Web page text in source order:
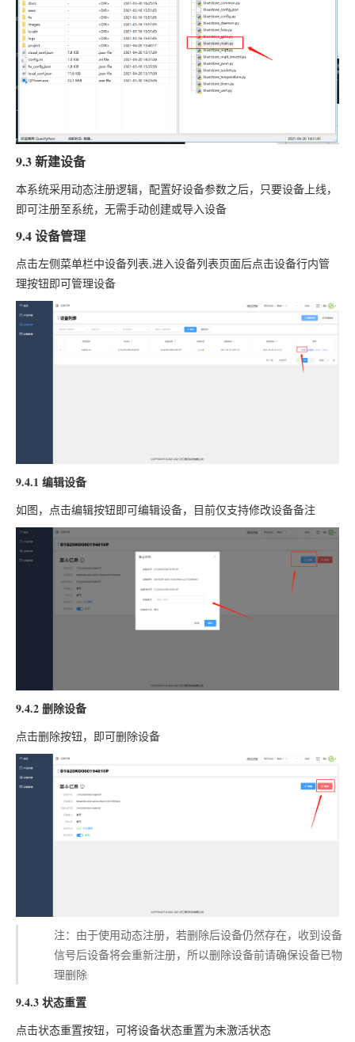
9.3 新建设备
本系统采用动态注册逻辑，配置好设备参数之后，只要设备上线，
即可注册至系统，无需手动创建或导入设备
9.4 设备管理
点击左侧菜单栏中设备列表,进入设备列表页面后点击设备行内管
理按钮即可管理设备
9.4.1 编辑设备
如图，点击编辑按钮即可编辑设备，目前仅支持修改设备备注
9.4.2 删除设备
点击删除按钮，即可删除设备
注：由于使用动态注册，若删除后设备仍然存在，收到设备
信号后设备将会重新注册，所以删除设备前请确保设备已物
理删除
9.4.3 状态重置
点击状态重置按钮，可将设备状态重置为未激活状态